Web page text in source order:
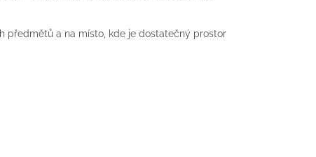
předmětů a na místo, kde je dostatečný prostor